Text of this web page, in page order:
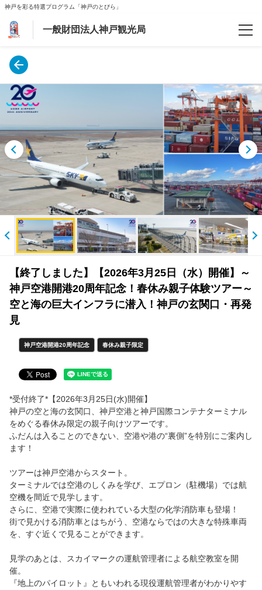
神戸を彩る特選プログラム「神戸のとびら」
一般財団法人神戸観光局
予約確認
ご案内
会社案内
よくあるお問合わせ
新型コロナウィルス対策
【マイページ】
【終了しました】【2026年3月25日（水）開催】～
神戸空港開港20周年記念！春休み親子体験ツアー～
空と海の巨大インフラに潜入！神戸の玄関口・再発
見
神戸空港開港20周年記念 春休み親子限定
*受付終了*【2026年3月25日(水)開催】
神戸の空と海の玄関口、神戸空港と神戸国際コンテナターミナル
をめぐる春休み限定の親子向けツアーです。
ふだんは入ることのできない、空港や港の“裏側”を特別にご案内し
ます！
ツアーは神戸空港からスタート。
ターミナルでは空港のしくみを学び、エプロン（駐機場）では航
空機を間近で見学します。
さらに、空港で実際に使われている大型の化学消防車も登場！
街で見かける消防車とはちがう、空港ならではの大きな特殊車両
を、すぐ近くで見ることができます。
見学のあとは、スカイマークの運航管理者による航空教室を開
催。
『地上のパイロット』ともいわれる現役運航管理者がわかりやす